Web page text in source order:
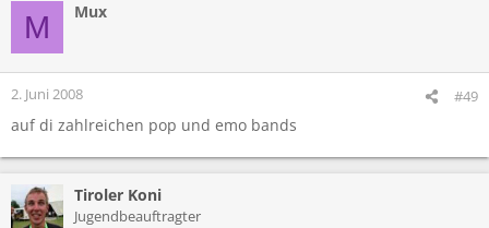
M Mux
2. Juni 2008 #49
auf di zahlreichen pop und emo bands
Tiroler Koni
Jugendbeauftragter